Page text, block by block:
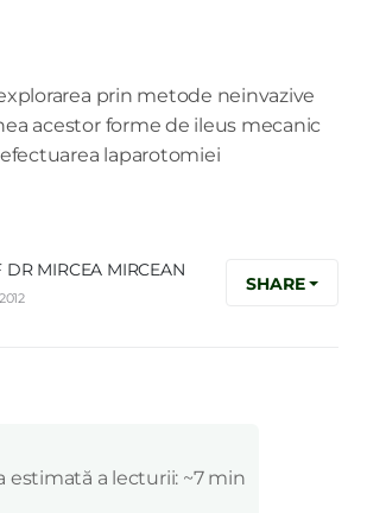
prin metode neinvazive
acestor forme de ileus mecanic
laparotomiei
DR MIRCEA MIRCEAN
SHARE
estimată a lecturii: ~7 min